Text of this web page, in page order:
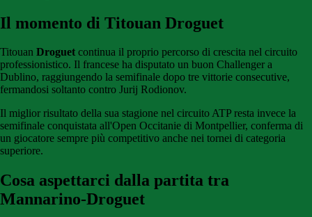
Il momento di Titouan Droguet
Titouan Droguet continua il proprio percorso di crescita nel circuito
professionistico. Il francese ha disputato un buon Challenger a
Dublino, raggiungendo la semifinale dopo tre vittorie consecutive,
fermandosi soltanto contro Jurij Rodionov.
Il miglior risultato della sua stagione nel circuito ATP resta invece la
semifinale conquistata all'Open Occitanie di Montpellier, conferma di
un giocatore sempre più competitivo anche nei tornei di categoria
superiore.
Cosa aspettarci dalla partita tra
Mannarino-Droguet